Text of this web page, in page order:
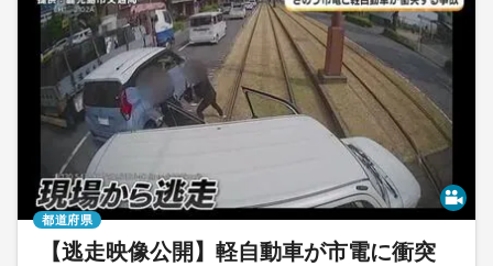
【逃走映像公開】軽自動車が市電に衝突
都道府県